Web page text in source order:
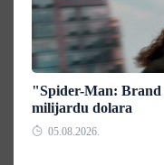
"Spider-Man: Brand
milijardu dolara
05.08.2026.